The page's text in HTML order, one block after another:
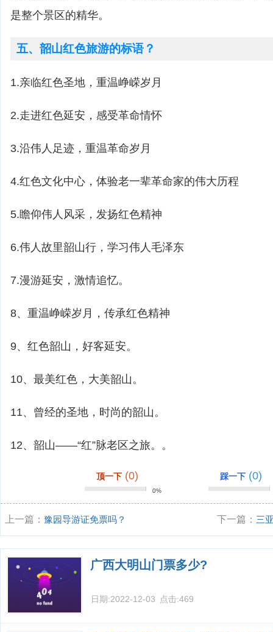
是整个景区的精华。
五、韶山红色旅游的标语？
1.亲临红色圣地，重温峥嵘岁月
2.走进红色延安，感受革命情怀
3.沿伟人足迹，重温革命岁月
4.红色文化中心，体验老一辈革命家的伟大历程
5.瞻仰伟人风采，发扬红色精神
6.伟人故里韶山行，学习伟人毛泽东
7.漫游延安，激情追忆。
8、重温峥嵘岁月，传承红色精神
9、红色韶山，好客延安。
10、最美红色，大美韶山。
11、曾经的圣地，时尚的韶山。
12、韶山——“红”脉老区之旅。。
顶一下 (0)
0%
踩一下 (0)
上一篇： 豫园导游证免票吗？ 下一篇： 三
广西大明山门票多少?
日期:2022-12-03 点击:469